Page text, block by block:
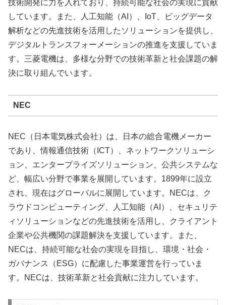
技術開発に力を入れており、持続可能な社会の実現に貢献
しています。また、人工知能（AI）、IoT、ビッグデータ
解析などの先進技術を活用したソリューションを提供し、
デジタルトランスフォーメーションの推進を支援していま
す。三菱電機は、多様な分野での技術革新と社会課題の解
決に取り組んでいます。
NEC
NEC（日本電気株式会社）は、日本の総合電機メーカー
であり、情報通信技術（ICT）、ネットワークソリューシ
ョン、エンタープライズソリューション、公共システムな
ど、幅広い分野で事業を展開しています。1899年に設立
され、現在はグローバルに展開しています。NECは、ク
ラウドコンピューティング、人工知能（AI）、セキュリテ
ィソリューションなどの先進技術を活用し、クライアント
企業や公共機関の課題解決を支援しています。また、
NECは、持続可能な社会の実現を目指し、環境・社会・
ガバナンス（ESG）に配慮した事業運営を行っていま
す。NECは、技術革新と社会貢献に注力しています。